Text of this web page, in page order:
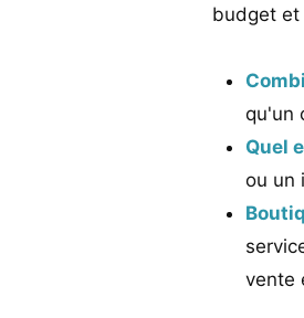
budget et
qu'un
Quel
ou un
vente